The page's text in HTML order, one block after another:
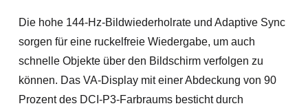
Die hohe 144-Hz-Bildwiederholrate und Adaptive Sync
sorgen für eine ruckelfreie Wiedergabe, um auch
schnelle Objekte über den Bildschirm verfolgen zu
können. Das VA-Display mit einer Abdeckung von 90
Prozent des DCI-P3-Farbraums besticht durch